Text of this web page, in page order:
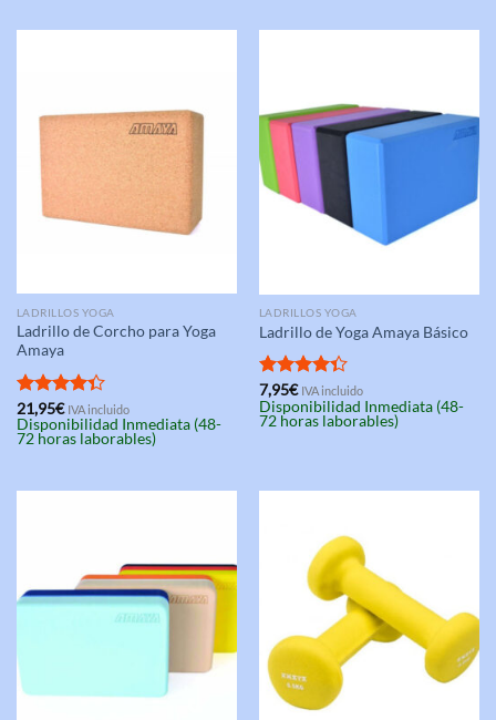
20,95€
LADRILLOS YOGA
Ladrillo de Corcho para Yoga
Amaya
Valorado
con4.33
de 5
21,95€ IVA incluido
Disponibilidad Inmediata (48-
72 horas laborables)
LADRILLOS YOGA
Ladrillo de Yoga Amaya Básico
Valorado
con4.33
de 5
7,95€ IVA incluido
Disponibilidad Inmediata (48-
72 horas laborables)